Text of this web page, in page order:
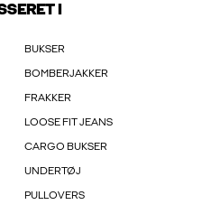
I
BUKSER
BOMBERJAKKER
FRAKKER
LOOSE FIT JEANS
CARGO BUKSER
UNDERTØJ
PULLOVERS